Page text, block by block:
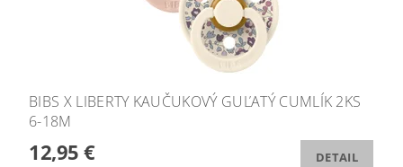
BIBS X LIBERTY KAUČUKOVÝ GUĽATÝ CUMLÍK 2KS
6-18M
12,95 € DETAIL